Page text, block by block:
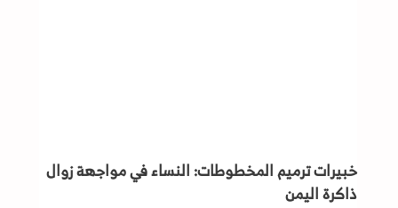
خبيرات ترميم المخطوطات: النساء في مواجهة زوال
ذاكرة اليمن